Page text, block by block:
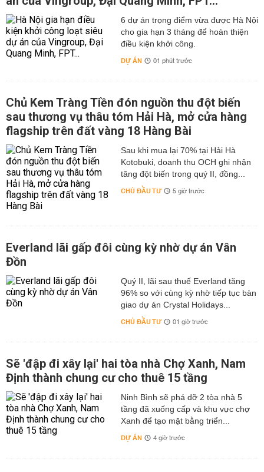
6 dự án trọng điểm vừa được Hà Nội
cho gia hạn 3 tháng để hoàn thiện
điều kiện khởi công.
DỰ ÁN 01 phút trước
Chủ Kem Tràng Tiền đón nguồn thu đột biến
sau thương vụ thâu tóm Hải Hà, mở cửa hàng
flagship trên đất vàng 18 Hàng Bài
Sau khi mua lại 70% tại Hải Hà
Kotobuki, doanh thu OCH ghi nhận
tăng đột biến trong quý II, đồng...
CHỦ ĐẦU TƯ 5 giờ trước
Everland lãi gấp đôi cùng kỳ nhờ dự án Vân
Đồn
Quý II, lãi sau thuế Everland tăng
96% so với cùng kỳ nhờ tiếp tục bàn
giao dự án Crystal Holidays...
CHỦ ĐẦU TƯ 01 giờ trước
Sẽ 'đập đi xây lại' hai tòa nhà Chợ Xanh, Nam
Định thành chung cư cho thuê 15 tầng
Ninh Bình sẽ phá dỡ 2 tòa nhà 5
tầng đã xuống cấp và khu vực chợ
Xanh để tạo mặt bằng triển...
DỰ ÁN 4 giờ trước